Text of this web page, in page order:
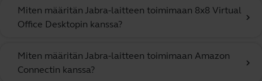
Miten määritän Jabra-laitteen toimimaan 8x8 Virtual
Office Desktopin kanssa?
chevron_right
Miten määritän Jabra-laitteen toimimaan Amazon
Connectin kanssa?
chevron_right